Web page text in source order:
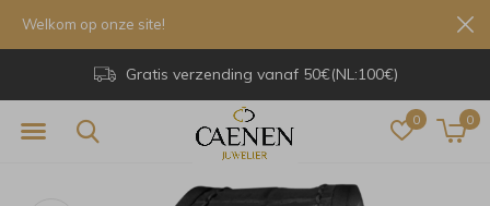
0 0
Gratis verzending vanaf 50€(NL:100€)
Welkom op onze site!